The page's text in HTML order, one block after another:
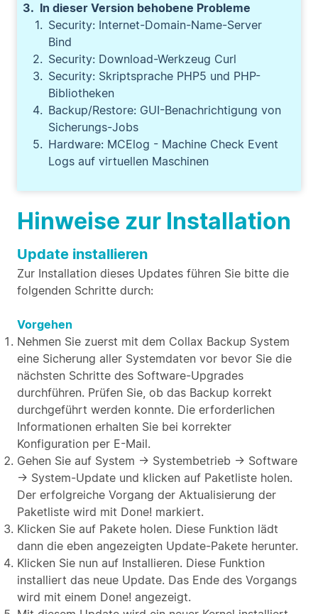
Hinweise zur Installation
Update installieren
Zur Installation dieses Updates führen Sie bitte die
folgenden Schritte durch:
Vorgehen
Nehmen Sie zuerst mit dem Collax Backup System
eine Sicherung aller Systemdaten vor bevor Sie die
nächsten Schritte des Software-Upgrades
durchführen. Prüfen Sie, ob das Backup korrekt
durchgeführt werden konnte. Die erforderlichen
Informationen erhalten Sie bei korrekter
Konfiguration per E-Mail.
Gehen Sie auf System → Systembetrieb → Software
→ System-Update und klicken auf Paketliste holen.
Der erfolgreiche Vorgang der Aktualisierung der
Paketliste wird mit Done! markiert.
Klicken Sie auf Pakete holen. Diese Funktion lädt
dann die eben angezeigten Update-Pakete herunter.
Klicken Sie nun auf Installieren. Diese Funktion
installiert das neue Update. Das Ende des Vorgangs
wird mit einem Done! angezeigt.
In dieser Version behobene Probleme
Security: Internet-Domain-Name-Server
Bind
Security: Download-Werkzeug Curl
Security: Skriptsprache PHP5 und PHP-
Bibliotheken
Backup/Restore: GUI-Benachrichtigung von
Sicherungs-Jobs
Hardware: MCElog - Machine Check Event
Logs auf virtuellen Maschinen